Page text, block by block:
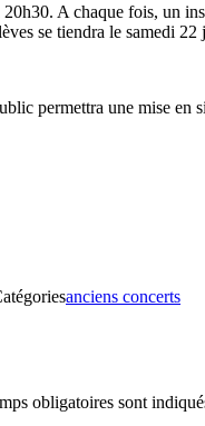
A chaque fois, un
se tiendra le samedi 22
permettra une mise en
anciens concerts
obligatoires sont